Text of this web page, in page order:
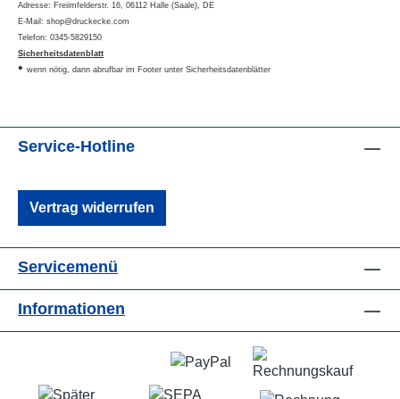
Adresse: Freiimfelderstr. 16, 06112 Halle (Saale), DE
E-Mail: shop@druckecke.com
Telefon: 0345-5829150
Sicherheitsdatenblatt
• wenn nötig, dann abrufbar im Footer unter Sicherheitsdatenblätter
Service-Hotline
Vertrag widerrufen
Servicemenü
Informationen